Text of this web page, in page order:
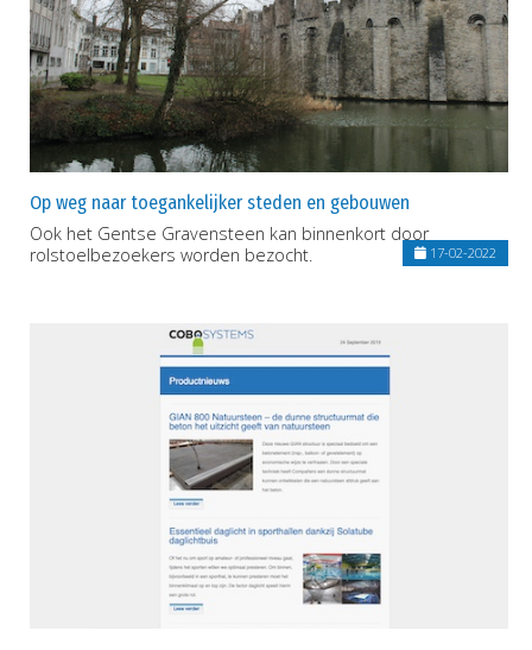
Op weg naar toegankelijker steden en gebouwen
Ook het Gentse Gravensteen kan binnenkort door
rolstoelbezoekers worden bezocht.
17-02-2022